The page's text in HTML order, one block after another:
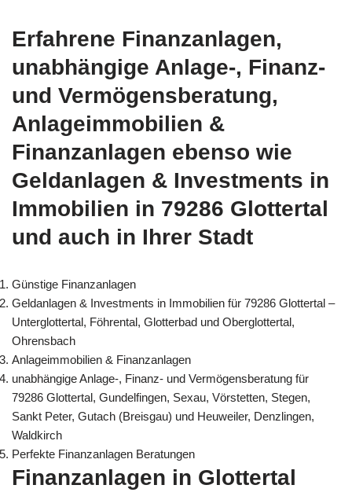
Erfahrene Finanzanlagen,
unabhängige Anlage-, Finanz-
und Vermögensberatung,
Anlageimmobilien &
Finanzanlagen ebenso wie
Geldanlagen & Investments in
Immobilien in 79286 Glottertal
und auch in Ihrer Stadt
Günstige Finanzanlagen
Geldanlagen & Investments in Immobilien für 79286 Glottertal –
Unterglottertal, Föhrental, Glotterbad und Oberglottertal,
Ohrensbach
Anlageimmobilien & Finanzanlagen
unabhängige Anlage-, Finanz- und Vermögensberatung für
79286 Glottertal, Gundelfingen, Sexau, Vörstetten, Stegen,
Sankt Peter, Gutach (Breisgau) und Heuweiler, Denzlingen,
Waldkirch
Perfekte Finanzanlagen Beratungen
Finanzanlagen in Glottertal